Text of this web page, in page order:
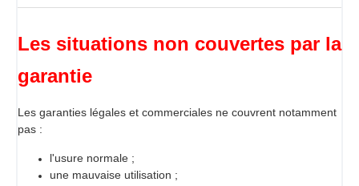
Les situations non couvertes par la
garantie
Les garanties légales et commerciales ne couvrent notamment
pas :
l'usure normale ;
une mauvaise utilisation ;